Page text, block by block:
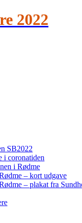
2022
SB2022
i coronatiden
i Rødme
– kort udgave
– plakat fra